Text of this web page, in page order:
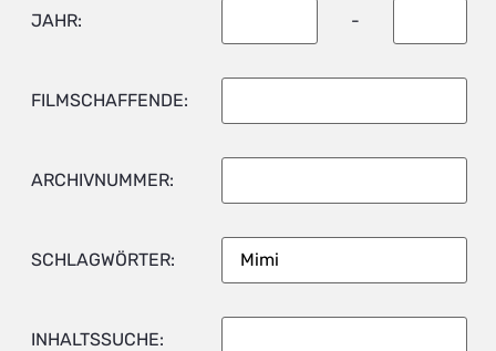
JAHR: -
FILMSCHAFFENDE:
ARCHIVNUMMER:
SCHLAGWÖRTER:
INHALTSSUCHE: